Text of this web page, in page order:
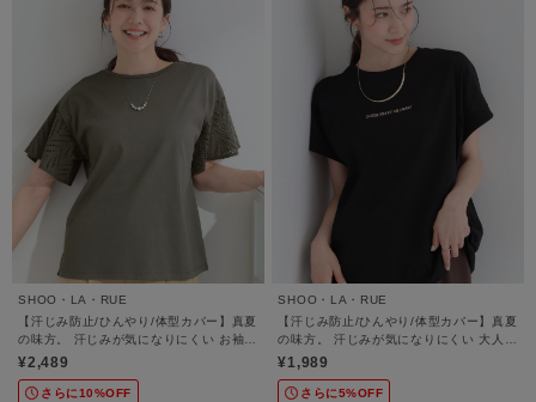
SHOO・LA・RUE
【汗じみ防止/ひんやり/体型カバー】真夏
の味方。 汗じみが気になりにくい お袖レ
ースフレアTシャツ
¥2,489
さらに10%OFF
SHOO・LA・RUE
【汗じみ防止/ひんやり/体型カバー】真夏
の味方。 汗じみが気になりにくい 大人の
刺繍ロゴTシャツ
¥1,989
さらに5%OFF